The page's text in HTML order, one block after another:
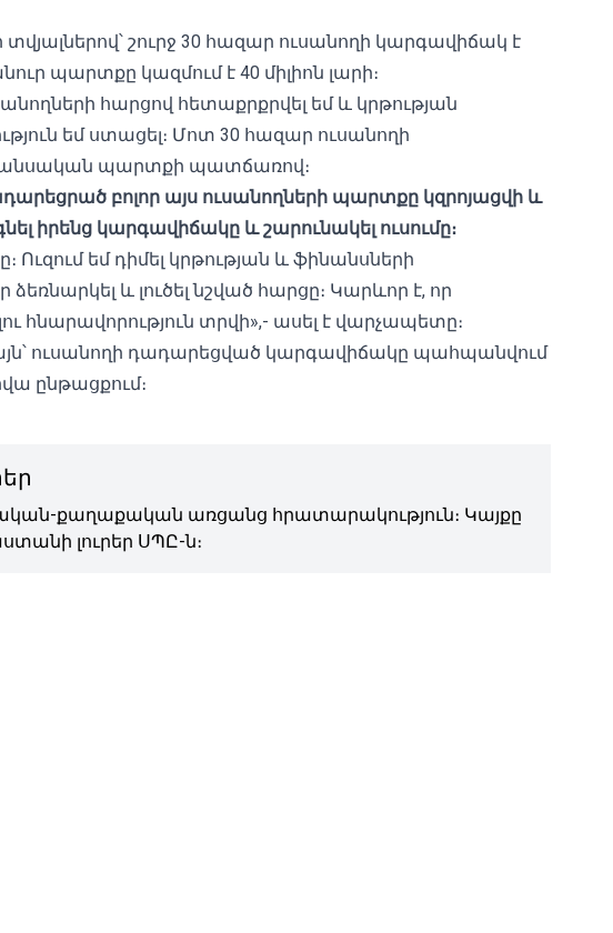
շուրջ 30 հազար ուսանողի կարգավիճակ է
պարտքը կազմում է 40 միլիոն լարի։
հարցով հետաքրքրվել եմ և կրթության
եմ ստացել։ Մոտ 30 հազար ուսանողի
պարտքի պատճառով։
բոլոր այս ուսանողների պարտքը կզրոյացվի և
իրենց կարգավիճակը և շարունակել ուսումը։
Ուզում եմ դիմել կրթության և ֆինանսների
և լուծել նշված հարցը։ Կարևոր է, որ
հնարավորություն տրվի»,- ասել է վարչապետը։
ուսանողի դադարեցված կարգավիճակը պահպանվում
ընթացքում։
քաղաքական առցանց հրատարակություն։ Կայքը
լուրեր ՍՊԸ-ն։